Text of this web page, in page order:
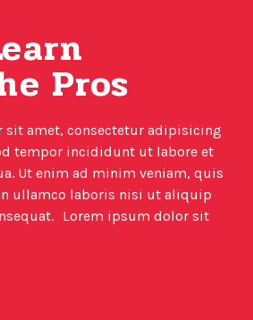
Pros
sit amet, consectetur adipisicing
tempor incididunt ut labore et
Ut enim ad minim veniam, quis
ullamco laboris nisi ut aliquip
Lorem ipsum dolor sit